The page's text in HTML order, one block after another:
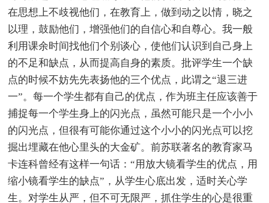
在思想上不歧视他们，在教育上，做到动之以情，晓之
以理，鼓励他们，增强他们的自信心和自尊心。我一般
利用课余时间找他们个别谈心，使他们认识到自己身上
的不足和缺点，从而提高自身的素质。批评学生一个缺
点的时候不妨先先表扬他的三个优点，此谓之“退三进
一”。每一个学生都有自己的优点，作为班主任应该善于
捕捉每一个学生身上的闪光点，虽然可能只是一个小小
的闪光点，但很有可能你通过这个小小的闪光点可以挖
掘出埋藏在他心里头的大金矿。前苏联著名的教育家马
卡连科曾经有这样一句话：“用放大镜看学生的优点，用
缩小镜看学生的缺点”，从学生心底出发，适时关心学
生。对学生从严，但不可无限严，抓住学生的心是很重